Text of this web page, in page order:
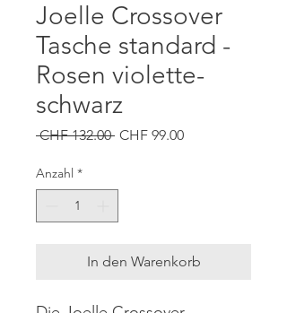
Joelle Crossover
Tasche standard -
Rosen violette-
schwarz
CHF 132.00 Standardpreis
CHF 99.00Sale-
Anzahl *
In den Warenkorb